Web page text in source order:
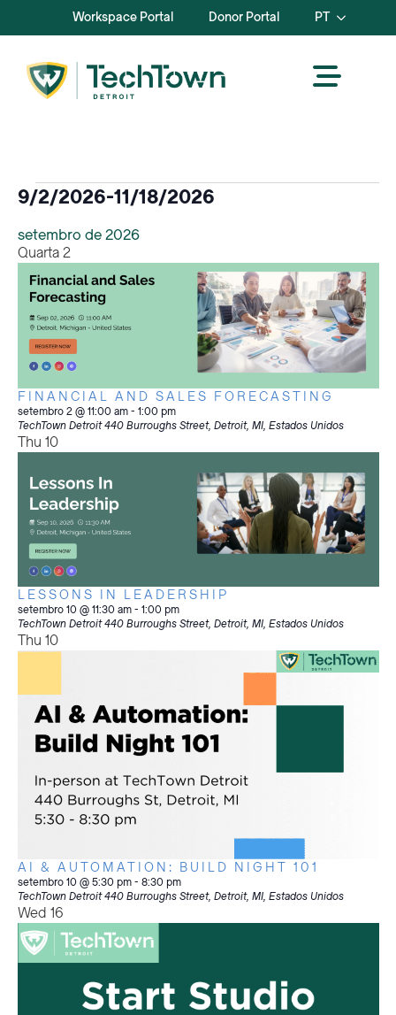
Workspace Portal Donor Portal PT
Eventos
9/2/2026-11/18/2026
data.
setembro de 2026
Quarta 2
FINANCIAL AND SALES FORECASTING
setembro 2 @ 11:00 am- 1:00 pm
TechTown Detroit 440 Burroughs Street, Detroit, MI, Estados Unidos
Thu 10
LESSONS IN LEADERSHIP
setembro 10 @ 11:30 am- 1:00 pm
TechTown Detroit 440 Burroughs Street, Detroit, MI, Estados Unidos
Thu 10
AI & AUTOMATION: BUILD NIGHT 101
setembro 10 @ 5:30 pm- 8:30 pm
TechTown Detroit 440 Burroughs Street, Detroit, MI, Estados Unidos
Wed 16